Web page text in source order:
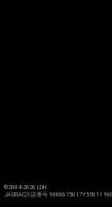
©2004-2026 LDH
JASRAC許諾番号 9008675017Y55011